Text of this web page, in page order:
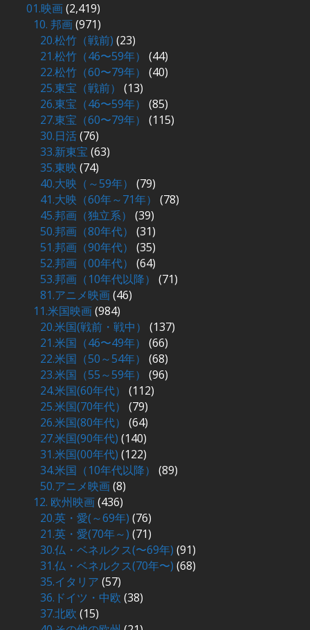
01.映画(2,419)
10. 邦画(971)
20.松竹（戦前) (23)
21.松竹（46〜59年）
(44)
22.松竹（60〜79年）
(40)
25.東宝（戦前）
(13)
26.東宝（46〜59年）
(85)
27.東宝（60〜79年）
(115)
30.日活(76)
33.新東宝(63)
35.東映 (74)
40.大映（～59年）
(79)
41.大映（60年～71年）
(78)
45.邦画（独立系）
(39)
50.邦画（80年代）
(31)
51.邦画（90年代）
(35)
52.邦画（00年代）
(64)
53.邦画（10年代以降）
(71)
81.アニメ映画(46)
11.米国映画(984)
20.米国(戦前・戦中）
(137)
21.米国（46〜49年）
(66)
22.米国（50～54年）
(68)
23.米国（55～59年）
(96)
24.米国(60年代）
(112)
25.米国(70年代）
(79)
26.米国(80年代）
(64)
27.米国(90年代) (140)
31.米国(00年代) (122)
34.米国（10年代以降）
(89)
50.アニメ映画(8)
12. 欧州映画(436)
20.英・愛(～69年) (76)
21.英・愛(70年～) (71)
30.仏・ベネルクス(〜69年) (91)
31.仏・ベネルクス(70年〜) (68)
35.イタリア (57)
36.ドイツ・中欧 (38)
37.北欧 (15)